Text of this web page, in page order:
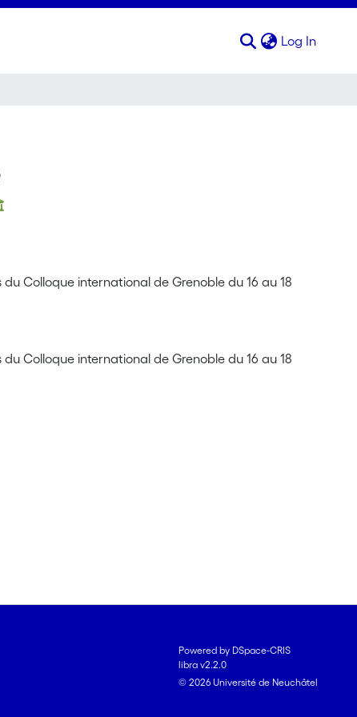
Log In
Colloque international de Grenoble du 16 au 18
Colloque international de Grenoble du 16 au 18
Powered by DSpace-CRIS
libra v2.2.0
© 2026 Université de Neuchâtel